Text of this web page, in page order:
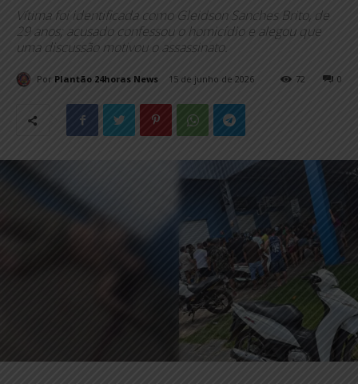
Vítima foi identificada como Gleidson Sanches Brito, de
29 anos; acusado confessou o homicídio e alegou que
uma discussão motivou o assassinato.
Por Plantão 24horas News 15 de junho de 2026 0
72